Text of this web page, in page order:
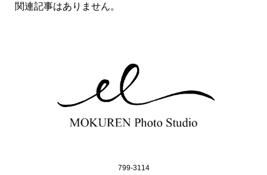
関連記事はありません。
799-3114